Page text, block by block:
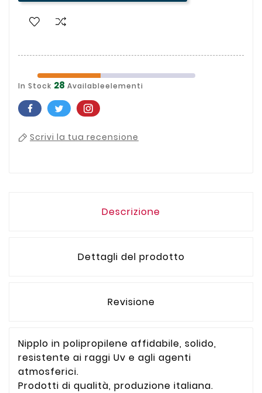
In Stock 28 Availableelementi
Scrivi la tua recensione
Descrizione
Dettagli del prodotto
Revisione
Nipplo in polipropilene affidabile, solido,
resistente ai raggi Uv e agli agenti
atmosferici.
Prodotti di qualità, produzione italiana.